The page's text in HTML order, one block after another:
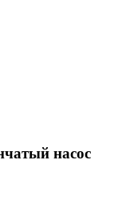
насос